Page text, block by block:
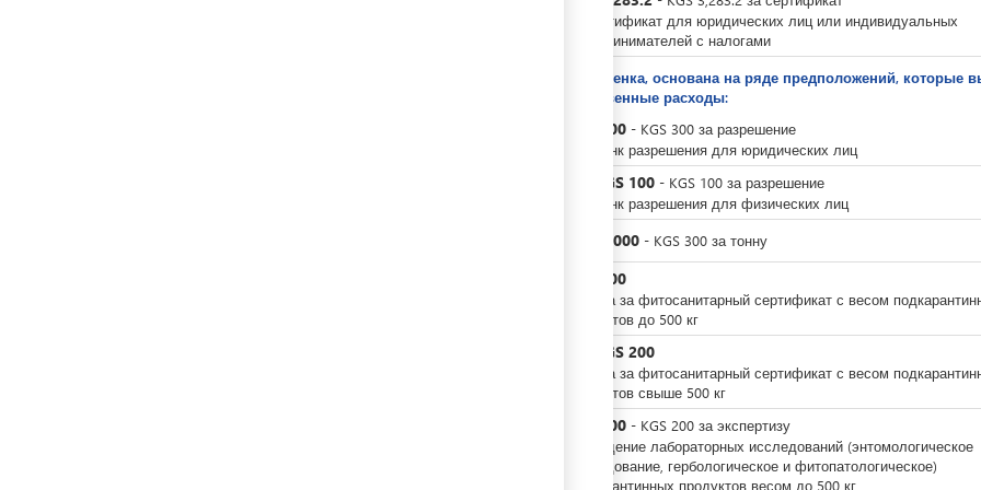
за сертификат для юридических лиц или индивидуальных
предпринимателей с налогами
Это оценка, основана на ряде предположений, которые
собственные расходы:
300 - KGS 300 за разрешение
За бланк разрешения для юридических лиц
KGS 100 - KGS 100 за разрешение
За бланк разрешения для физических лиц
3,000 - KGS 300 за тонну
100
Оплата за фитосанитарный сертификат с весом
продуктов до 500 кг
KGS 200
Оплата за фитосанитарный сертификат с весом
продуктов свыше 500 кг
200 - KGS 200 за экспертизу
Проведение лабораторных исследований (энтомологическое
обследование, гербологическое и фитопатологическое)
подкарантинных продуктов весом до 500 кг